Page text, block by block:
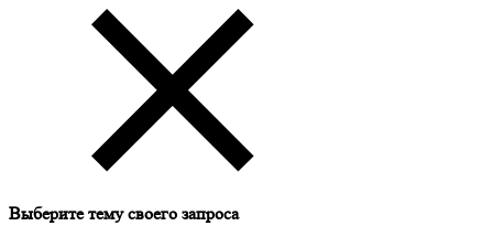
Выберите тему своего запроса